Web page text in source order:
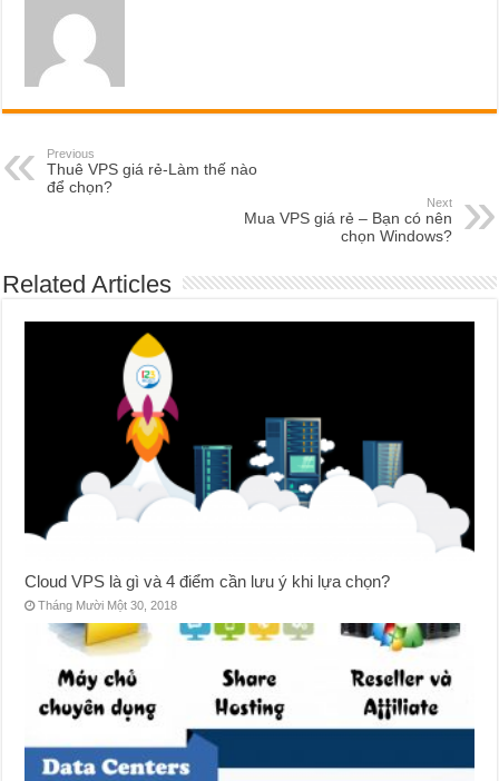
Previous
Thuê VPS giá rẻ-Làm thế nào
để chọn?
Next
Mua VPS giá rẻ – Bạn có nên
chọn Windows?
Related Articles
Cloud VPS là gì và 4 điểm cần lưu ý khi lựa chọn?
Tháng Mười Một 30, 2018